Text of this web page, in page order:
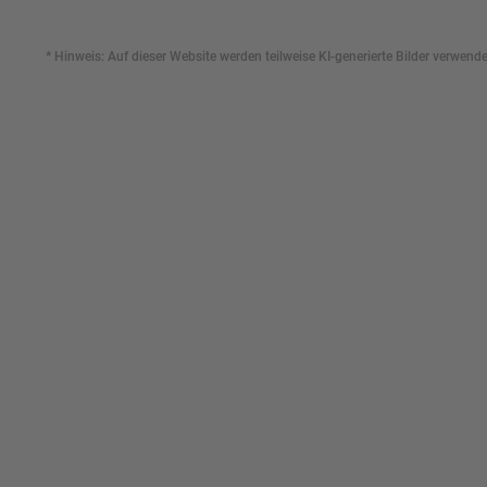
* Hinweis: Auf dieser Website werden teilweise KI-generierte Bilder